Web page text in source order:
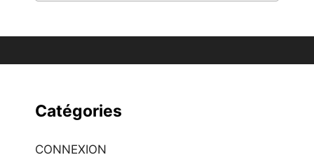
Catégories
CONNEXION